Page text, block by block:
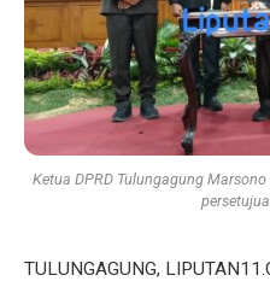
Ketua DPRD Tulungagung
TULUNGAGUNG,